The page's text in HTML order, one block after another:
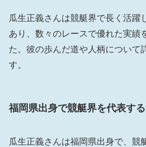
瓜生正義さんは競艇界で長く活躍
あり、数々のレースで優れた実績
た。彼の歩んだ道や人柄について
す。
福岡県出身で競艇界を代表す
瓜生正義さんは福岡県出身で、競